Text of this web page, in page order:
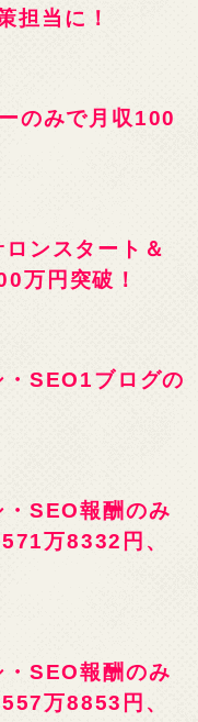
担当に！
のみで月収100
ンスタート＆
万円突破！
SEO1ブログの
SEO報酬のみ
万8332円、
SEO報酬のみ
万8853円、